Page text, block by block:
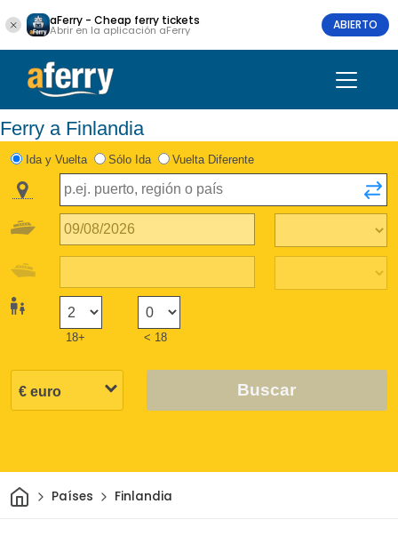
aFerry - Cheap ferry tickets
Abrir en la aplicación aFerry ABIERTO
Ferry a Finlandia
Ida y Vuelta Sólo Ida Vuelta Diferente
18+ < 18
Buscar
InicioPaíses Finlandia